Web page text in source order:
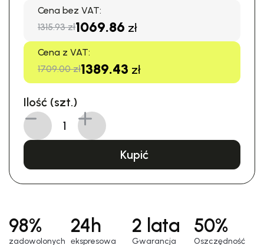
Cena bez VAT:
1315.93 zł1069.86 zł
Cena z VAT:
1709.00 zł1389.43 zł
Ilość (szt.)
Kupić
98%
zadowolonych
24h
еkspresowa
2 lata
Gwarancja
50%
Oszczędność